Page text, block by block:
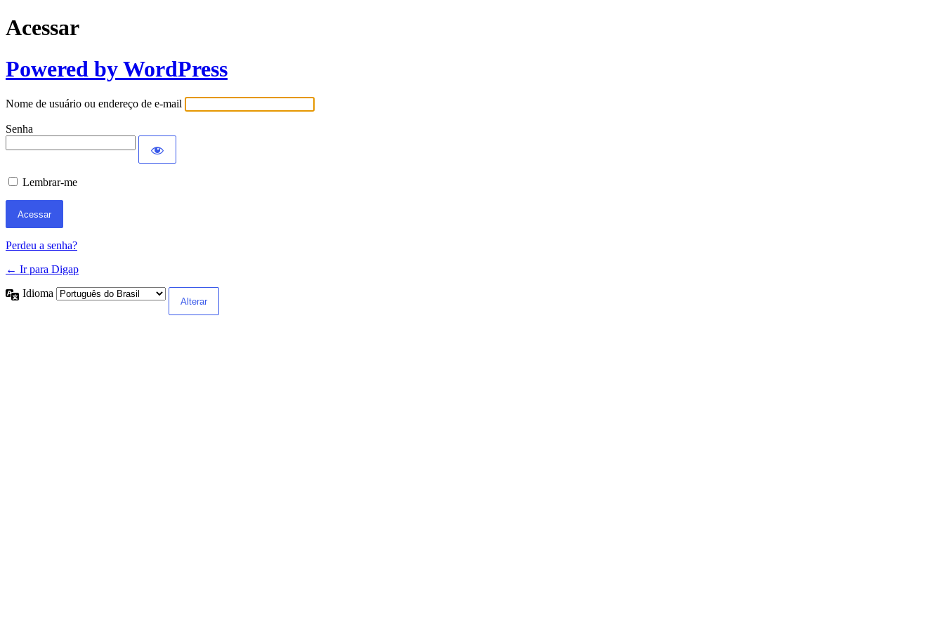
Acessar
Powered by WordPress
Nome de usuário ou endereço de e-mail
Senha
Lembrar-me
Perdeu a senha?
← Ir para Digap
Idioma